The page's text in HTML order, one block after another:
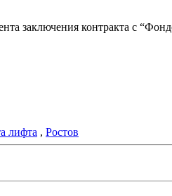
заключения контракта с
лифта , Ростов